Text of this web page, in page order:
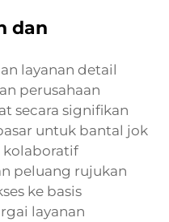
dan
layanan detail
perusahaan
secara signifikan
untuk bantal jok
kolaboratif
peluang rujukan
ke basis
layanan